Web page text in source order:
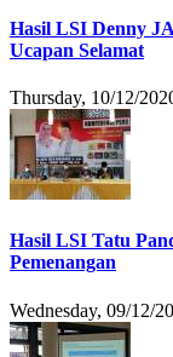
Hasil LSI Denny
Ucapan Selamat
Thursday, 10/12/
Hasil LSI Tatu
Pemenangan
Wednesday, 09/12/